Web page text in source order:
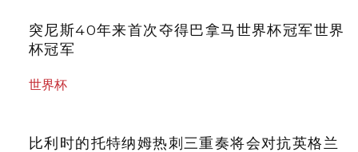
突尼斯40年来首次夺得巴拿马世界杯冠军世界
杯冠军
世界杯
比利时的托特纳姆热刺三重奏将会对抗英格兰